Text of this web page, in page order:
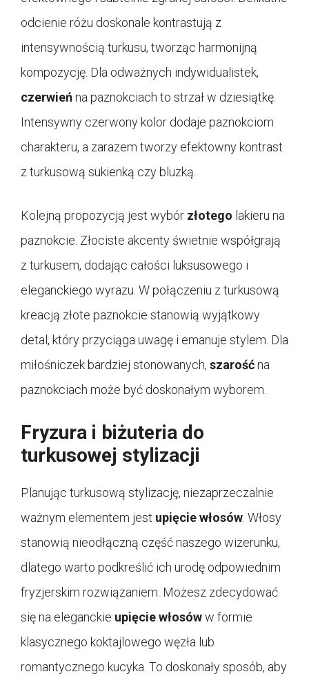
odcienie różu doskonale kontrastują z
intensywnością turkusu, tworząc harmonijną
kompozycję. Dla odważnych indywidualistek,
czerwieńna paznokciach to strzał w dziesiątkę.
Intensywny czerwony kolor dodaje paznokciom
charakteru, a zarazem tworzy efektowny kontrast
z turkusową sukienką czy bluzką.
Kolejną propozycją jest wybór złotego lakieru na
paznokcie. Złociste akcenty świetnie współgrają
z turkusem, dodając całości luksusowego i
eleganckiego wyrazu. W połączeniu z turkusową
kreacją złote paznokcie stanowią wyjątkowy
detal, który przyciąga uwagę i emanuje stylem. Dla
miłośniczek bardziej stonowanych, szarośćna
paznokciach może być doskonałym wyborem.
Fryzura i biżuteria do
turkusowej stylizacji
Planując turkusową stylizację, niezaprzeczalnie
ważnym elementem jest upięcie włosów . Włosy
stanowią nieodłączną część naszego wizerunku,
dlatego warto podkreślić ich urodę odpowiednim
fryzjerskim rozwiązaniem. Możesz zdecydować
się na eleganckie upięcie włosóww formie
klasycznego koktajlowego węzła lub
romantycznego kucyka. To doskonały sposób, aby